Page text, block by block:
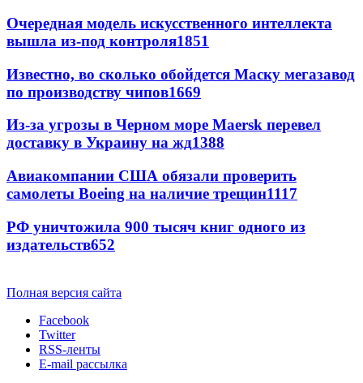
Очередная модель искусственного интеллекта
вышла из-под контроля1851
Известно, во сколько обойдется Маску мегазавод
по производству чипов1669
Из-за угрозы в Черном море Maersk перевел
доставку в Украину на жд1388
Авиакомпании США обязали проверить
самолеты Boeing на наличие трещин1117
РФ уничтожила 900 тысяч книг одного из
издательств652
Полная версия сайта
Facebook
Twitter
RSS-ленты
E-mail рассылка